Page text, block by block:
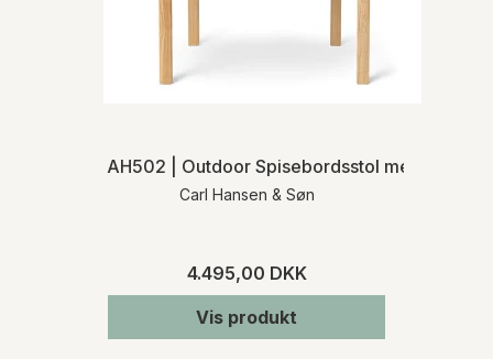
AH502 | Outdoor Spisebordsstol med armlæn
Carl Hansen & Søn
4.495,00 DKK
Vis produkt